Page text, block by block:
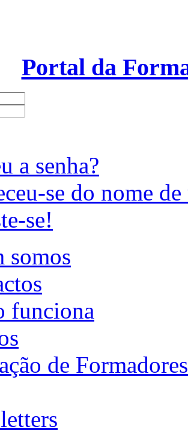
Portal da
a senha?
se do nome
se!
somos
funciona
de Formadores